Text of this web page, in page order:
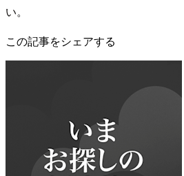
い。
この記事をシェアする